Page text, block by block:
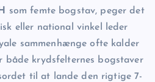
H
som femte bogstav, peger det
eller national vinkel leder
sammenhænge ofte kalder
både krydsfelternes bogstaver
til at lande den rigtige 7-